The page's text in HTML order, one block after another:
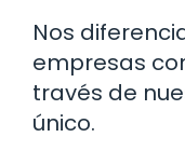
Nos
empresas
través de
único.